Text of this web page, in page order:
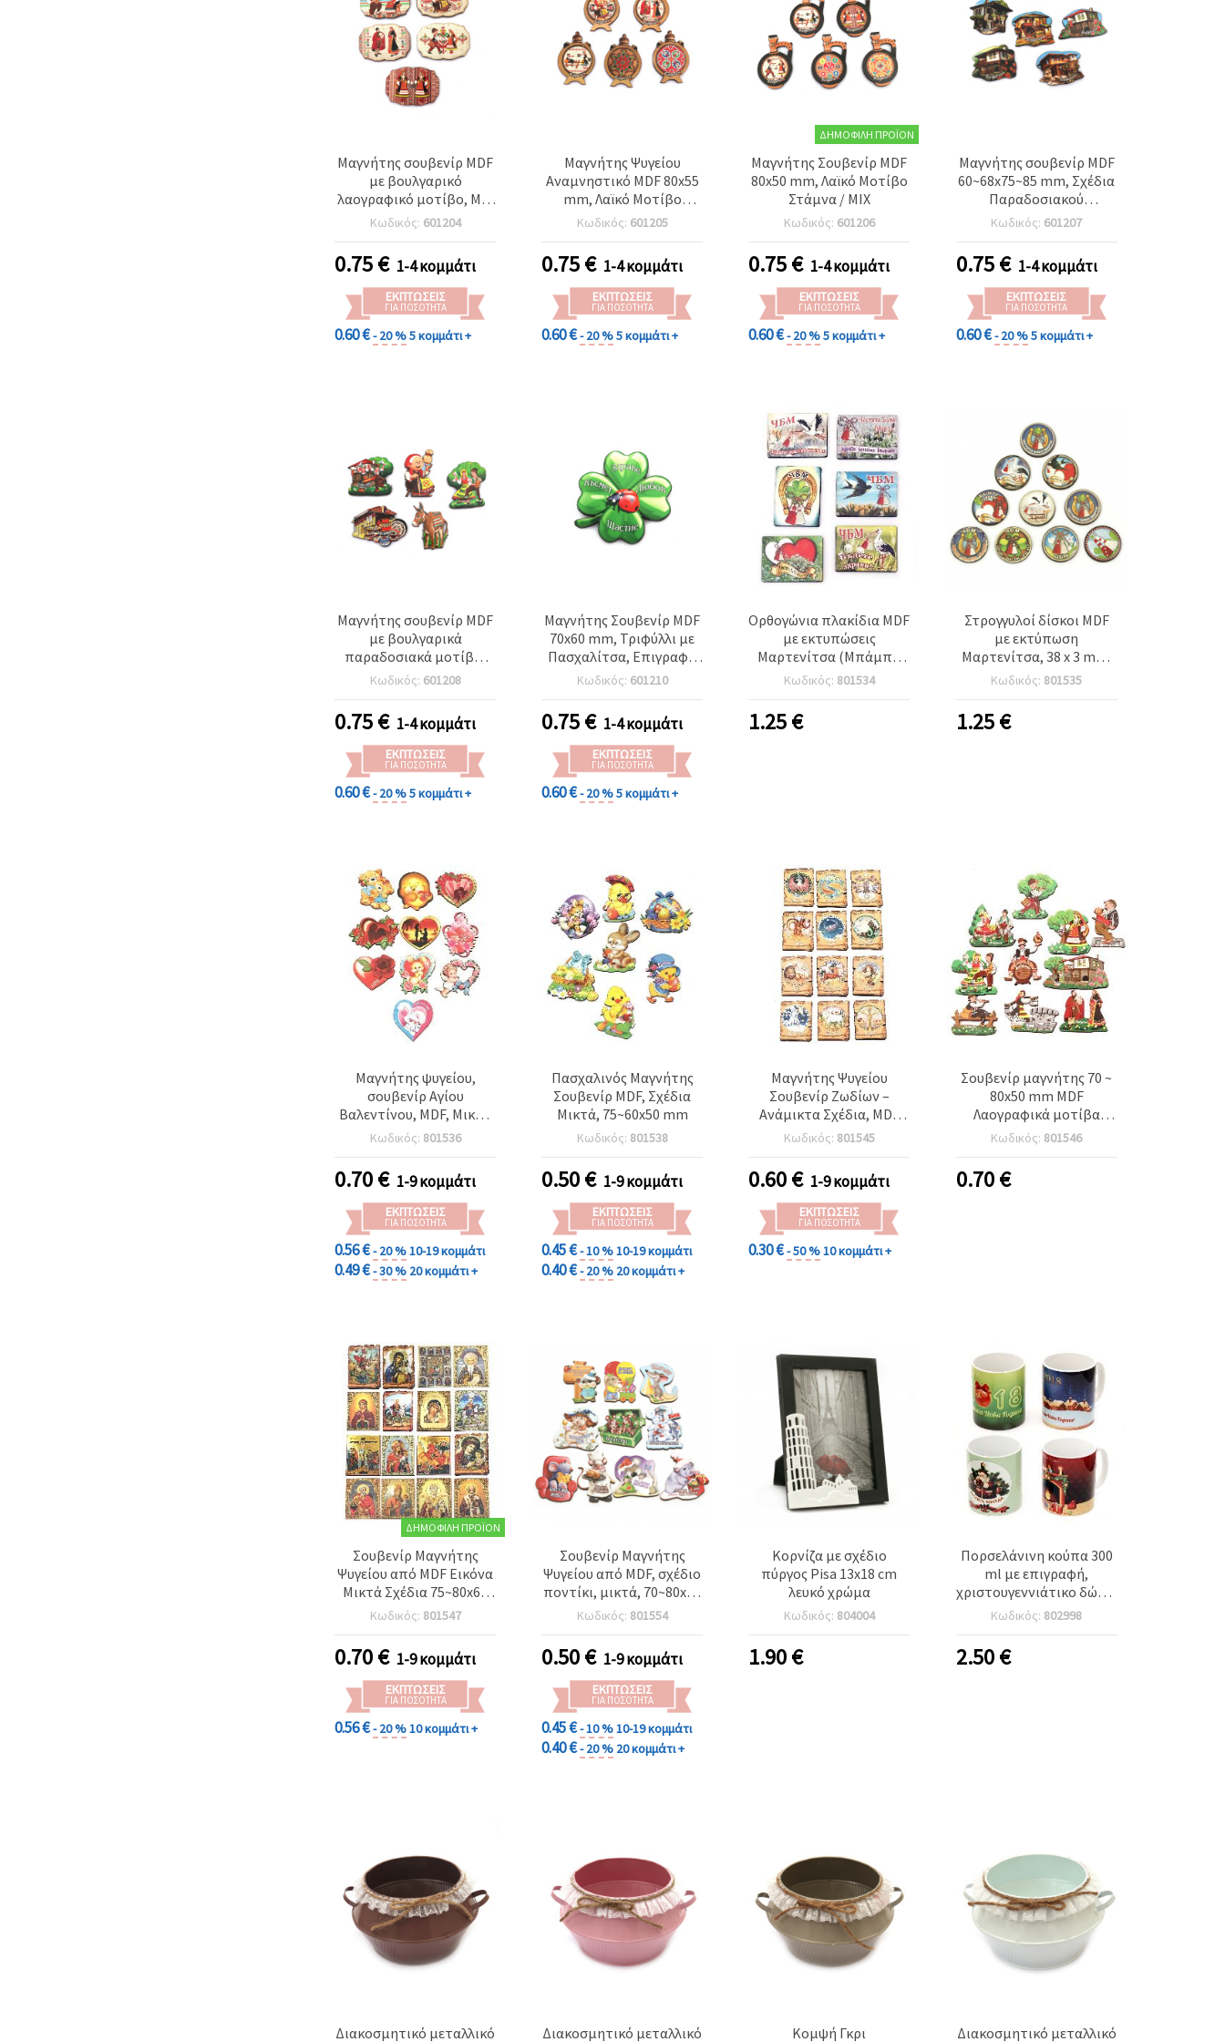
Μαγνήτης σουβενίρ MDF
με βουλγαρικό
λαογραφικό μοτίβο, MIX
/ 55x75 mm
Κωδικός: 601204
0.75€ 1-4 κομμάτι
ΕΚΠΤΏΣΕΙΣ
ΓΙΑ ΠΟΣΌΤΗΤΑ
0.60 €- 20 %5 κομμάτι +
Μαγνήτης Ψυγείου
Αναμνηστικό MDF 80x55
mm, Λαϊκό Μοτίβο
Φλασκί Κρασιού / MIX
Κωδικός: 601205
0.75€ 1-4 κομμάτι
ΕΚΠΤΏΣΕΙΣ
ΓΙΑ ΠΟΣΌΤΗΤΑ
0.60 €- 20 %5 κομμάτι +
ΔΗΜΟΦΙΛΉ ΠΡΟΪΌΝ
Μαγνήτης Σουβενίρ MDF
80x50 mm, Λαϊκό Μοτίβο
Στάμνα / ΜΙΧ
Κωδικός: 601206
0.75€ 1-4 κομμάτι
ΕΚΠΤΏΣΕΙΣ
ΓΙΑ ΠΟΣΌΤΗΤΑ
0.60 €- 20 %5 κομμάτι +
Μαγνήτης σουβενίρ MDF
60~68x75~85 mm, Σχέδια
Παραδοσιακού
Βουλγαρικού Σπιτιού /
ΑΝΑΜΕΙΚΤΟ
Κωδικός: 601207
0.75€ 1-4 κομμάτι
ΕΚΠΤΏΣΕΙΣ
ΓΙΑ ΠΟΣΌΤΗΤΑ
0.60 €- 20 %5 κομμάτι +
Μαγνήτης σουβενίρ MDF
με βουλγαρικά
παραδοσιακά μοτίβα,
Μικτά / 55~70x45~80 mm
Κωδικός: 601208
0.75€ 1-4 κομμάτι
ΕΚΠΤΏΣΕΙΣ
ΓΙΑ ΠΟΣΌΤΗΤΑ
0.60 €- 20 %5 κομμάτι +
Μαγνήτης Σουβενίρ MDF
70x60 mm, Τριφύλλι με
Πασχαλίτσα, Επιγραφή
«Υγεία, Ευτυχία, Τύχη και
Αγάπη»
Κωδικός: 601210
0.75€ 1-4 κομμάτι
ΕΚΠΤΏΣΕΙΣ
ΓΙΑ ΠΟΣΌΤΗΤΑ
0.60 €- 20 %5 κομμάτι +
Ορθογώνια πλακίδια MDF
με εκτυπώσεις
Μαρτενίτσα (Μπάμπα
Μάρτα), 35x47x3 mm,
μικτά σχέδια – 10
Κωδικός: 801534
1.25€
Στρογγυλοί δίσκοι MDF
με εκτύπωση
Μαρτενίτσα, 38 x 3 mm,
μικτά σχέδια - 10
τεμάχια
Κωδικός: 801535
1.25€
Μαγνήτης ψυγείου,
σουβενίρ Αγίου
Βαλεντίνου, MDF, Μικτά
σχέδια, 75~60x50 mm
Κωδικός: 801536
0.70€ 1-9 κομμάτι
ΕΚΠΤΏΣΕΙΣ
ΓΙΑ ΠΟΣΌΤΗΤΑ
0.56 €- 20 %10-19 κομμάτι
0.49 €- 30 % 20 κομμάτι +
Πασχαλινός Μαγνήτης
Σουβενίρ MDF, Σχέδια
Μικτά, 75~60x50 mm
Κωδικός: 801538
0.50€ 1-9 κομμάτι
ΕΚΠΤΏΣΕΙΣ
ΓΙΑ ΠΟΣΌΤΗΤΑ
0.45 €- 10 %10-19 κομμάτι
0.40 €- 20 % 20 κομμάτι +
Μαγνήτης Ψυγείου
Σουβενίρ Ζωδίων –
Ανάμικτα Σχέδια, MDF
90x65 mm, Ιδανικό για
Διακόσμηση και Δώρο
Κωδικός: 801545
0.60€ 1-9 κομμάτι
ΕΚΠΤΏΣΕΙΣ
ΓΙΑ ΠΟΣΌΤΗΤΑ
0.30 €- 50 %10 κομμάτι +
Σουβενίρ μαγνήτης 70 ~
80x50 mm MDF
Λαογραφικά μοτίβα
ASSORTE
Κωδικός: 801546
0.70€
ΔΗΜΟΦΙΛΉ ΠΡΟΪΌΝ
Σουβενίρ Μαγνήτης
Ψυγείου από MDF Εικόνα
Μικτά Σχέδια 75~80x60
mm
Κωδικός: 801547
0.70€ 1-9 κομμάτι
ΕΚΠΤΏΣΕΙΣ
ΓΙΑ ΠΟΣΌΤΗΤΑ
0.56 €- 20 %10 κομμάτι +
Σουβενίρ Μαγνήτης
Ψυγείου από MDF, σχέδιο
ποντίκι, μικτά, 70~80x50
mm
Κωδικός: 801554
0.50€ 1-9 κομμάτι
ΕΚΠΤΏΣΕΙΣ
ΓΙΑ ΠΟΣΌΤΗΤΑ
0.45 €- 10 %10-19 κομμάτι
0.40 €- 20 % 20 κομμάτι +
Κορνίζα με σχέδιο
πύργος Pisa 13x18 cm
λευκό χρώμα
Κωδικός: 804004
1.90€
Πορσελάνινη κούπα 300
ml με επιγραφή,
χριστουγεννιάτικο δώρο,
για 18α γενέθλια
Κωδικός: 802998
2.50€
Διακοσμητικό μεταλλικό
Διακοσμητικό μεταλλικό
Κομψή Γκρι
Διακοσμητικό μεταλλικό